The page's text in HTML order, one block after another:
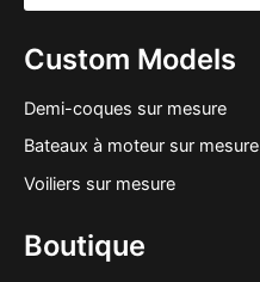
Custom Models
Demi-coques sur mesure
Bateaux à moteur sur mesure
Voiliers sur mesure
Boutique